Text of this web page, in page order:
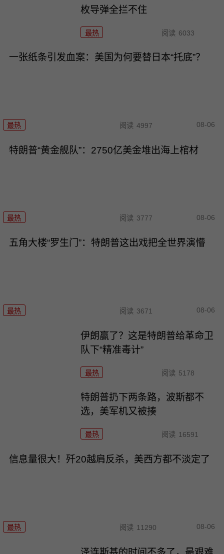
枚导弹全拦不住
最热 阅读 6033
一张纸条引发血案：美国为何要替日本“托底”？
最热 阅读 4997 08-06
特朗普“黄金舰队”：2750亿美金堆出海上棺材
最热 阅读 3777 08-06
五角大楼“罗生门”：特朗普这出戏把全世界演懵
最热 阅读 3671 08-06
伊朗赢了？这是特朗普给革命卫
队下“精准毒计”
最热 阅读 5178
特朗普扔下两条路，波斯都不
选，美军机又被揍
最热 阅读 16591
信息量很大！歼20越肩反杀，美西方都不淡定了
最热 阅读 11290 08-06